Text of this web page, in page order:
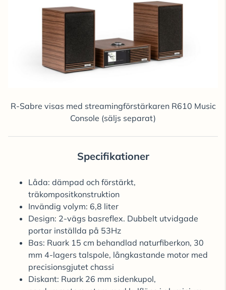
R-Sabre visas med streamingförstärkaren R610 Music
Console (säljs separat)
Specifikationer
Låda: dämpad och förstärkt,
träkompositkonstruktion
Invändig volym: 6,8 liter
Design: 2-vägs basreflex. Dubbelt utvidgade
portar inställda på 53Hz
Bas: Ruark 15 cm behandlad naturfiberkon, 30
mm 4-lagers talspole, långkastande motor med
precisionsgjutet chassi
Diskant: Ruark 26 mm sidenkupol,